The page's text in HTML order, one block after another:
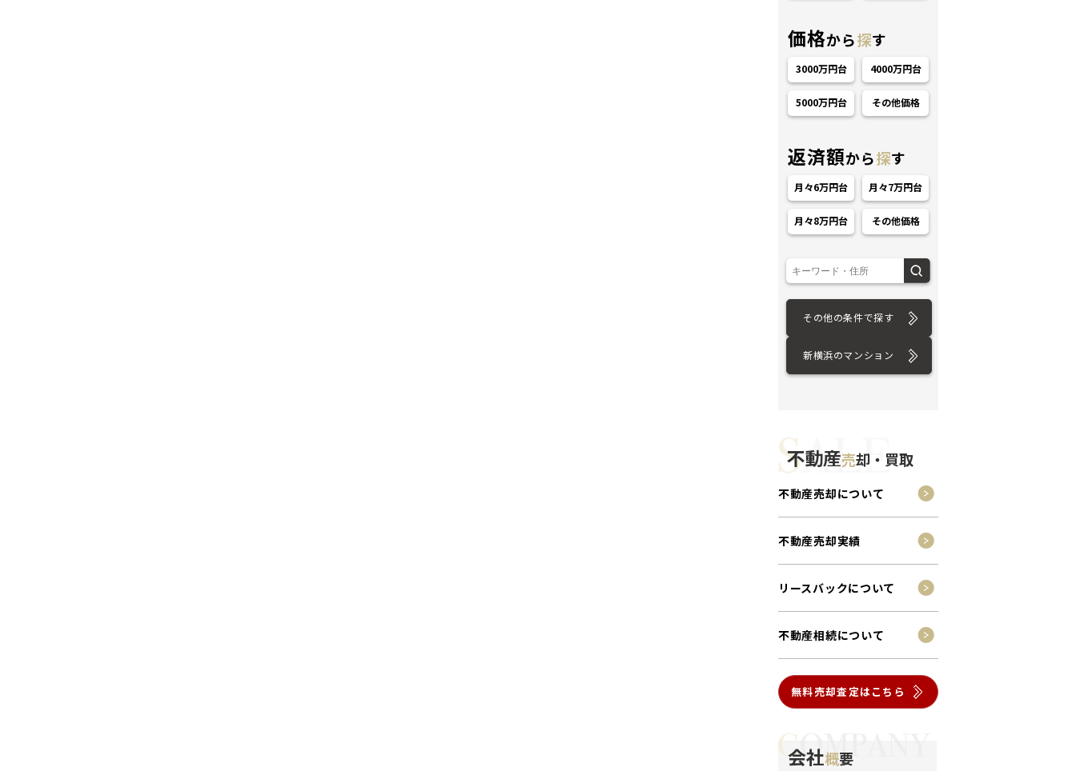
価格から探す
3000万円台 4000万円台
5000万円台 その他価格
返済額から探す
月々6万円台 月々7万円台
月々8万円台 その他価格
その他の条件で探す
新横浜のマンション
不動産売却・買取
不動産売却について
不動産売却実績
リースバックについて
不動産相続について
無料売却査定はこちら
会社概要